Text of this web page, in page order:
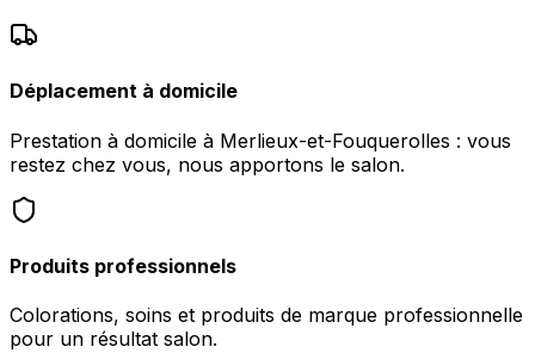
Déplacement à domicile
Prestation à domicile à Merlieux-et-Fouquerolles : vous
restez chez vous, nous apportons le salon.
Produits professionnels
Colorations, soins et produits de marque professionnelle
pour un résultat salon.